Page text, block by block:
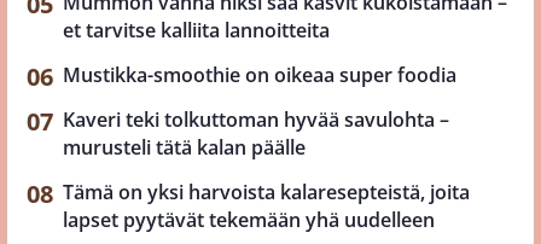
et tarvitse kalliita lannoitteita
Mustikka-smoothie on oikeaa super foodia
Kaveri teki tolkuttoman hyvää savulohta –
murusteli tätä kalan päälle
Tämä on yksi harvoista kalaresepteistä, joita
lapset pyytävät tekemään yhä uudelleen